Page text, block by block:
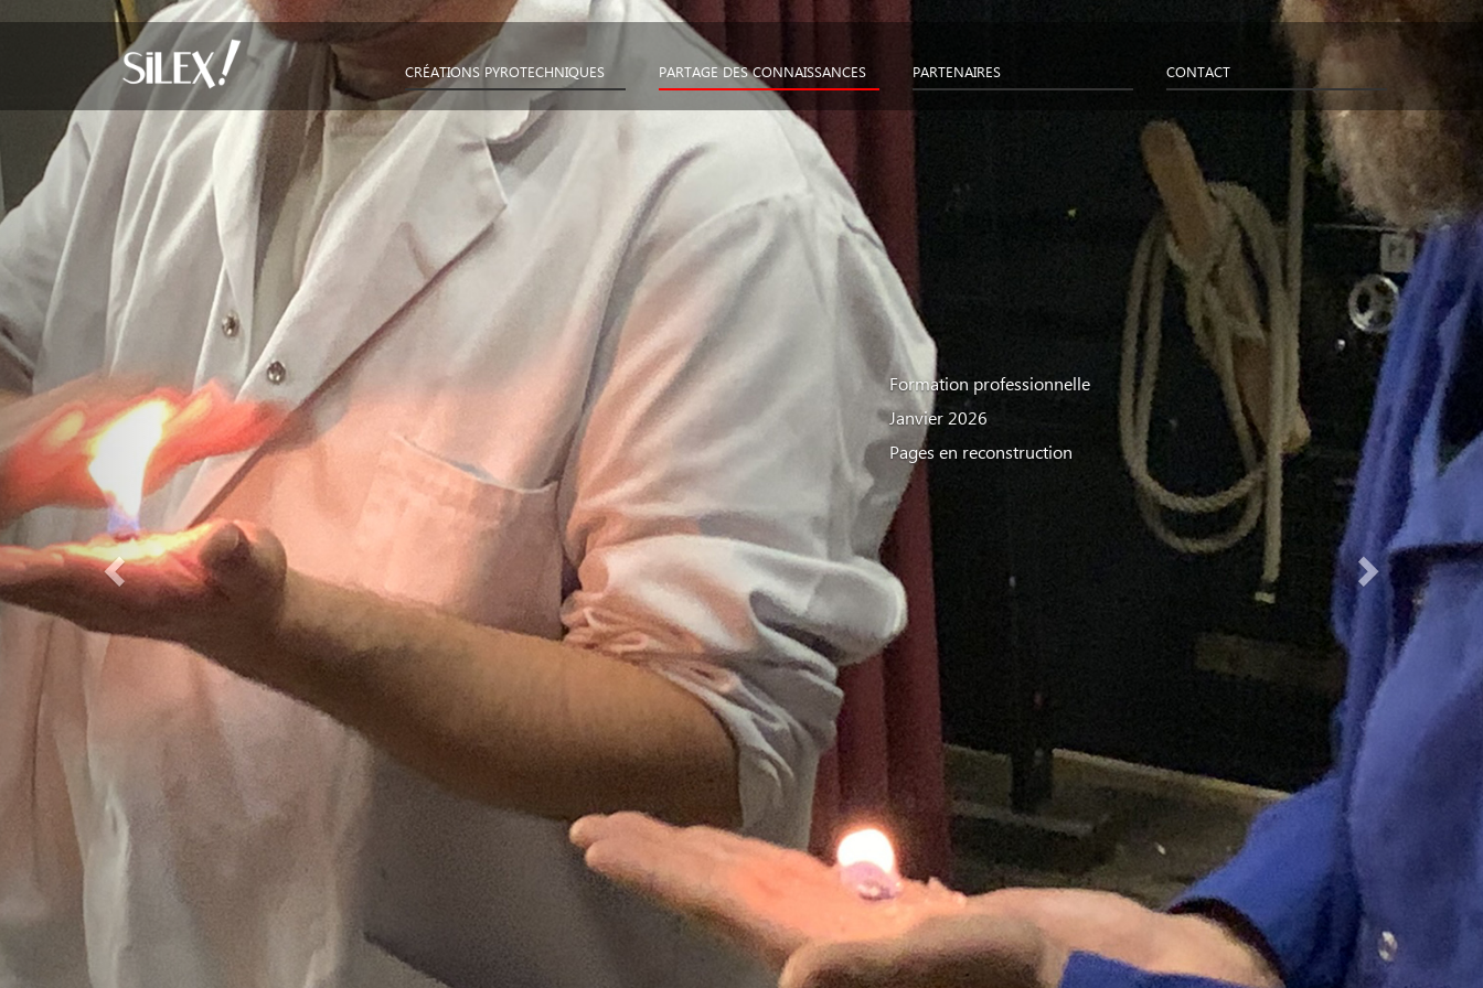
CRÉATIONS PYROTECHNIQUES PARTAGE DES CONNAISSANCES PARTENAIRES CONTACT
Formation professionnelle
Janvier 2026
Pages en reconstruction
Previous Next